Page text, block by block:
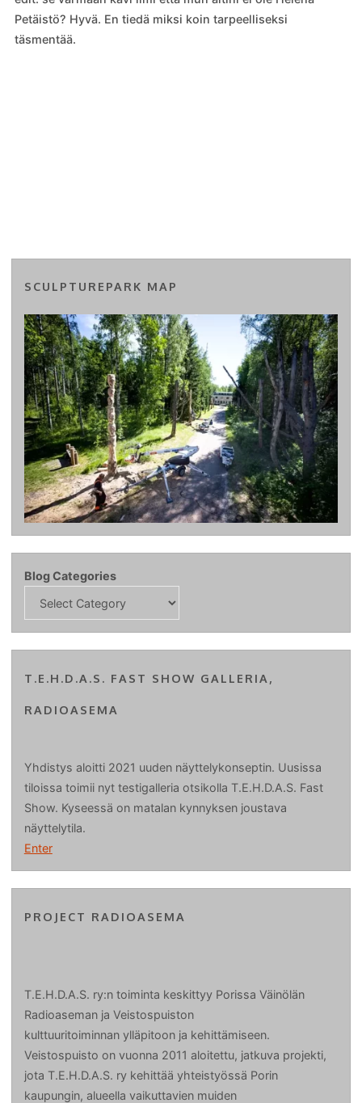
Petäistö? Hyvä. En tiedä miksi koin tarpeelliseksi
täsmentää.
SCULPTUREPARK MAP
Blog Categories
T.E.H.D.A.S. FAST SHOW GALLERIA,
RADIOASEMA
Yhdistys aloitti 2021 uuden näyttelykonseptin. Uusissa
tiloissa toimii nyt testigalleria otsikolla T.E.H.D.A.S. Fast
Show. Kyseessä on matalan kynnyksen joustava
näyttelytila.
Enter
PROJECT RADIOASEMA
T.E.H.D.A.S. ry:n toiminta keskittyy Porissa Väinölän
Radioaseman ja Veistospuiston
kulttuuritoiminnan ylläpitoon ja kehittämiseen.
Veistospuisto on vuonna 2011 aloitettu, jatkuva projekti,
jota T.E.H.D.A.S. ry kehittää yhteistyössä Porin
kaupungin, alueella vaikuttavien muiden